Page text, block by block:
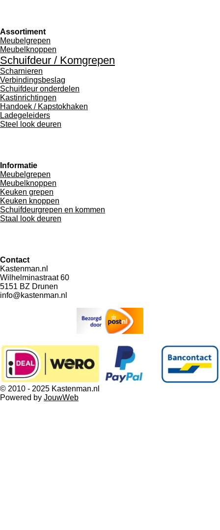
Assortiment
Meubelgrepen
Meubelknoppen
Schuifdeur / Komgrepen
Scharnieren
Verbindingsbeslag
Schuifdeur onderdelen
Kastinrichtingen
Handoek / Kapstokhaken
Ladegeleiders
Steel look deuren
Informatie
Meubelgrepen
Meubelknoppen
Keuken grepen
Keuken knoppen
Schuifdeurgrepen en kommen
Staal look deuren
Contact
Kastenman.nl
Wilhelminastraat 60
5151 BZ Drunen
info@kastenman.nl
© 2010 - 2025 Kastenman.nl
Powered by JouwWeb